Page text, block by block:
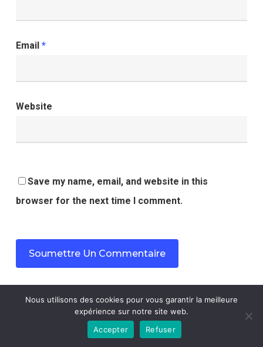
Email *
Website
Save my name, email, and website in this
browser for the next time I comment.
Contact : beauteronde0@gmail.com
Nous utilisons des cookies pour vous garantir la meilleure
expérience sur notre site web.
Accepter
Refuser